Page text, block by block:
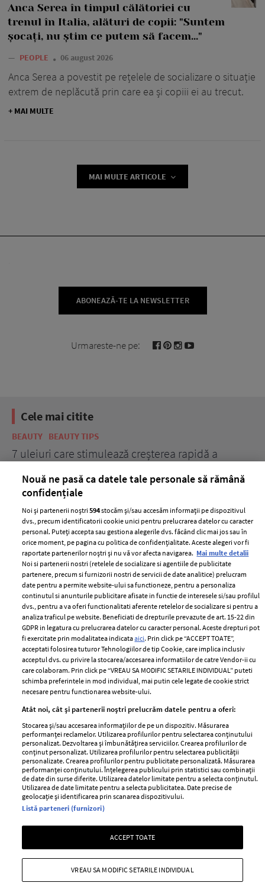
Anca Serea în timpul călătoriei cu
trenul în Italia, alături de copii: "Suntem
șocați, nu știm ce putem să facem..."
— PEOPLE 06 august 2026
Anca Serea a povestit pe rețelele de socializare o situație
extrem de neplăcută prin care ea și copiii ei au trecut.
+ MAI MULTE
MAI MULTE ARTICOLE
ABONEAZĂ-TE LA NEWSLETTER
Urmareste-ne pe:
Cele mai citite
BEAUTY BEAUTY TIPS
7 uleiuri care stimulează creșterea rapidă a
ELLE Style Awards
2024
Despre ELLE
Romania
Contact
Abonamente
Termeni si conditii
Politica de
confidențialitate
Politica de cookies
Publicitate
GSP
Unica
Baby
Retete
femei
Viva
Avantaje
Retete practice
Pariază responsabil! Decizia ONJN nr. 821/25.09.2025.
Jocurile de noroc sunt interzise minorilor.
Copyright © 2026 Ringier Romania SRL
Nouă ne pasă ca datele tale personale să rămână
confidențiale
Noi și partenerii noștri594stocăm și/sau accesăm informații pe dispozitivul
dvs., precum identificatorii cookie unici pentru prelucrarea datelor cu caracter
personal. Puteți accepta sau gestiona alegerile dvs. făcând clic mai jos sau în
orice moment, pe pagina cu politica de confidențialitate. Aceste alegeri vor fi
raportate partenerilor noștri și nu vă vor afecta navigarea. Mai multe detalii
Noi si partenerii nostri (retelele de socializare si agentiile de publicitate
partenere, precum si furnizorii nostri de servicii de date analitice) prelucram
date pentru a permite website-ului sa functioneze, pentru a personaliza
continutul si anunturile publicitare afisate in functie de interesele si/sau profilul
dvs., pentru a va oferi functionalitati aferente retelelor de socializare si pentru a
analiza traficul pe website. Beneficiati de drepturile prevazute de art. 15-22 din
GDPR in legatura cu prelucrarea datelor cu caracter personal. Aceste drepturi pot
fi exercitate prin modalitatea indicataaici. Prin click pe “ACCEPT TOATE”,
acceptati folosirea tuturor Tehnologiilor de tip Cookie, care implica inclusiv
acceptul dvs. cu privire la stocarea/accesarea informatiilor de catre Vendor-ii cu
care colaboram. Prin click pe “VREAU SA MODIFIC SETARILE INDIVIDUAL” puteti
schimba preferintele in mod individual, mai putin cele legate de cookie strict
necesare pentru functionarea website-ului.
Atât noi, cât și partenerii noștri prelucrăm datele pentru a oferi:
Stocarea și/sau accesarea informațiilor de pe un dispozitiv. Măsurarea
performanței reclamelor. Utilizarea profilurilor pentru selectarea conținutului
personalizat. Dezvoltarea și îmbunătățirea serviciilor. Crearea profilurilor de
conținut personalizat. Utilizarea profilurilor pentru selectarea publicității
personalizate. Crearea profilurilor pentru publicitate personalizată. Măsurarea
performanței conținutului. Înțelegerea publicului prin statistici sau combinații
de date din surse diferite. Utilizarea datelor limitate pentru a selecta conținutul.
Utilizarea de date limitate pentru a selecta publicitatea. Date precise de
geolocație și identificarea prin scanarea dispozitivului.
Listă parteneri (furnizori)
ACCEPT TOATE
VREAU SA MODIFIC SETARILE INDIVIDUAL